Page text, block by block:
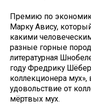
Премию по
Марку Авису,
какими
разные горные
литературная
году Фредрику
коллекционера
удовольствие от
мёртвых мух.